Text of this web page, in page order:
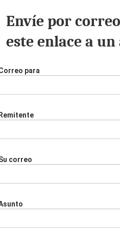
Envíe por
este enlace a un
para
correo